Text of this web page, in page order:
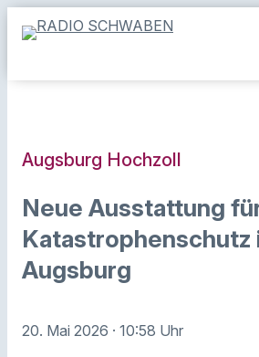
Augsburg Hochzoll
Neue Ausstattung
Katastrophenschutz
Augsburg
20. Mai 2026 · 10:58 Uhr